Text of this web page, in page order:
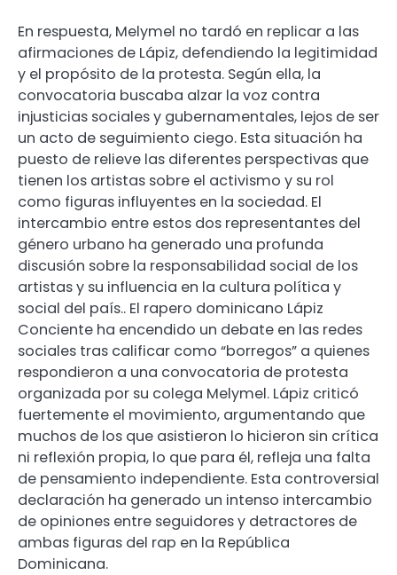
En respuesta, Melymel no tardó en replicar a las
afirmaciones de Lápiz, defendiendo la legitimidad
y el propósito de la protesta. Según ella, la
convocatoria buscaba alzar la voz contra
injusticias sociales y gubernamentales, lejos de ser
un acto de seguimiento ciego. Esta situación ha
puesto de relieve las diferentes perspectivas que
tienen los artistas sobre el activismo y su rol
como figuras influyentes en la sociedad. El
intercambio entre estos dos representantes del
género urbano ha generado una profunda
discusión sobre la responsabilidad social de los
artistas y su influencia en la cultura política y
social del país.. El rapero dominicano Lápiz
Conciente ha encendido un debate en las redes
sociales tras calificar como “borregos” a quienes
respondieron a una convocatoria de protesta
organizada por su colega Melymel. Lápiz criticó
fuertemente el movimiento, argumentando que
muchos de los que asistieron lo hicieron sin crítica
ni reflexión propia, lo que para él, refleja una falta
de pensamiento independiente. Esta controversial
declaración ha generado un intenso intercambio
de opiniones entre seguidores y detractores de
ambas figuras del rap en la República
Dominicana.